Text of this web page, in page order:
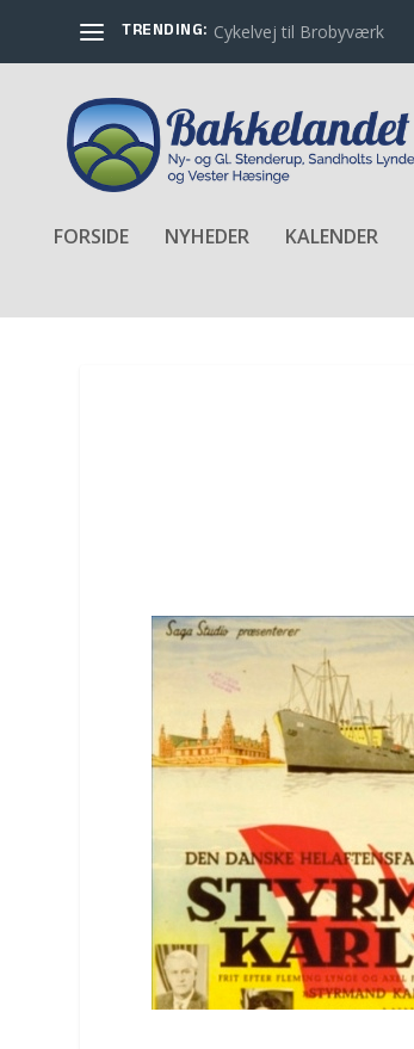
TRENDING: Cykelvej til Brobyværk
FORSIDE NYHEDER KALENDER